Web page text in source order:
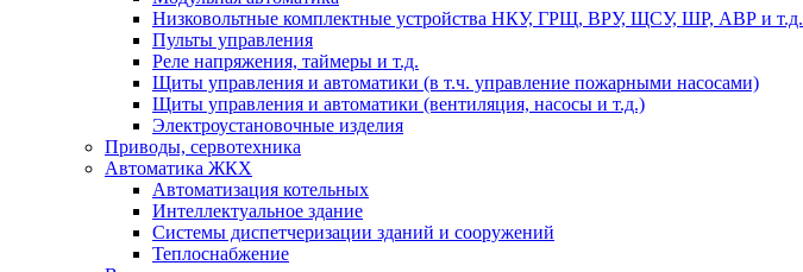
Низковольтные комплектные устройства НКУ, ГРЩ, ВРУ, ЩСУ, ШР, АВР и т.д.
Пульты управления
Реле напряжения, таймеры и т.д.
Щиты управления и автоматики (в т.ч. управление пожарными насосами)
Щиты управления и автоматики (вентиляция, насосы и т.д.)
Электроустановочные изделия
Приводы, сервотехника
Автоматика ЖКХ
Автоматизация котельных
Интеллектуальное здание
Системы диспетчеризации зданий и сооружений
Теплоснабжение